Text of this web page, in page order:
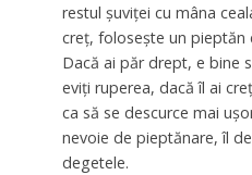
restul șuviței cu mâna
creț, folosește un pieptăn
Dacă ai păr drept, e bine
eviți ruperea, dacă îl ai
ca să se descurce mai
nevoie de pieptănare, îl
degetele.